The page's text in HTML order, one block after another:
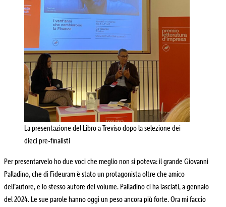
La presentazione del Libro a Treviso dopo la selezione dei
dieci pre-finalisti
Per presentarvelo ho due voci che meglio non si poteva: il grande Giovanni
Palladino, che di Fideuram è stato un protagonista oltre che amico
dell’autore, e lo stesso autore del volume. Palladino ci ha lasciati, a gennaio
del 2024. Le sue parole hanno oggi un peso ancora più forte. Ora mi faccio